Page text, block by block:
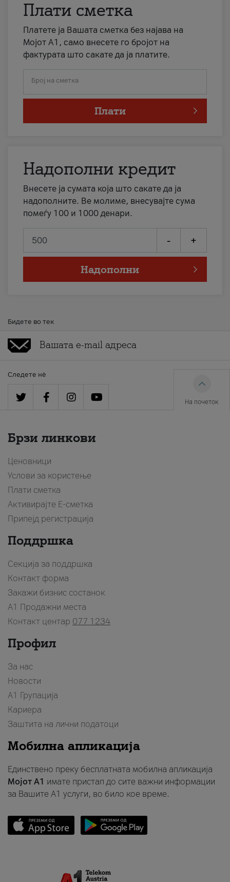
Плати сметка
Платете ја Вашата сметка без најава на
Мојот А1, само внесете го бројот на
фактурата што сакате да ја платите.
Број на сметка
Плати
Надополни кредит
Внесете ја сумата која што сакате да ја
надополните. Ве молиме, внесувајте сума
помеѓу 100 и 1000 денари.
- +
Надополни
Бидете во тек
Следете нè
На почеток
Брзи линкови
Ценовници
Услови за користење
Плати сметка
Активирајте Е-сметка
Припејд регистрација
Поддршка
Секција за поддршка
Контакт форма
Закажи бизнис состанок
A1 Продажни места
Контакт центар 077 1234
Профил
За нас
Новости
А1 Групација
Кариера
Заштита на лични податоци
Мобилна апликација
Единствено преку бесплатната мобилна апликација
Мојот A1 имате пристап до сите важни информации
за Вашите A1 услуги, во било кое време.